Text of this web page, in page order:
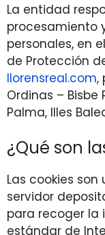
La entidad
procesamiento
personales, en
de Protección
llorensreal.com,
Ordinas – Bisbe
Palma, Illes
¿Qué son
Las cookies
servidor
para recoger la
estándar de